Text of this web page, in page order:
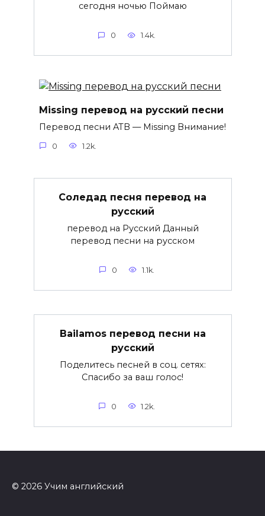
сегодня ночью Поймаю
0 1.4k.
Missing перевод на русский песни
Перевод песни ATB — Missing Внимание!
0 1.2k.
Соледад песня перевод на
русский
перевод на Русский Данный
перевод песни на русском
0 1.1k.
Bailamos перевод песни на
русский
Поделитесь песней в соц. сетях:
Спасибо за ваш голос!
0 1.2k.
© 2026 Учим английский